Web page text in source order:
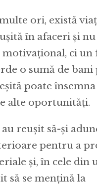
ori, există
în afaceri și nu
ci un
o sumă de
poate
alte oportunități.
reușit să-și
pentru a
și, în cele din
să se mențină la